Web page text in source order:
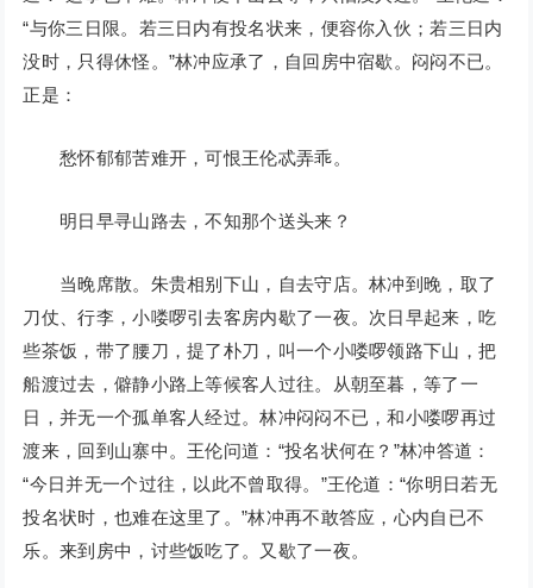
“与你三日限。若三日内有投名状来，便容你入伙；若三日内
没时，只得休怪。”林冲应承了，自回房中宿歇。闷闷不已。
正是：
愁怀郁郁苦难开，可恨王伦忒弄乖。
明日早寻山路去，不知那个送头来？
当晚席散。朱贵相别下山，自去守店。林冲到晚，取了
刀仗、行李，小喽啰引去客房内歇了一夜。次日早起来，吃
些茶饭，带了腰刀，提了朴刀，叫一个小喽啰领路下山，把
船渡过去，僻静小路上等候客人过往。从朝至暮，等了一
日，并无一个孤单客人经过。林冲闷闷不已，和小喽啰再过
渡来，回到山寨中。王伦问道：“投名状何在？”林冲答道：
“今日并无一个过往，以此不曾取得。”王伦道：“你明日若无
投名状时，也难在这里了。”林冲再不敢答应，心内自已不
乐。来到房中，讨些饭吃了。又歇了一夜。